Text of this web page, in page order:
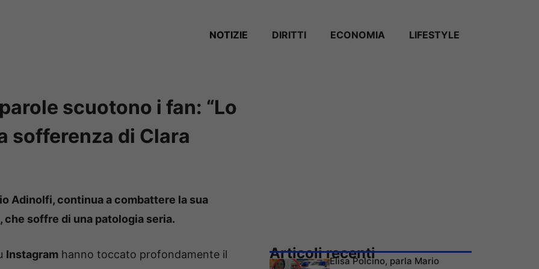
NOTIZIE DIRITTI ECONOMIA LIFESTYLE
scuotono i fan: “Lo
sofferenza di Clara
Adinolfi, continua a combattere la sua
che soffre di una patologia seria.
Instagram hanno toccato profondamente il
Articoli recentiElisa Polcino, parla Mario